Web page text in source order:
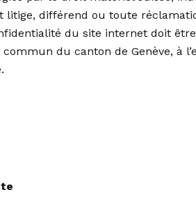
litige, différend ou toute
du site internet doit
du canton de Genève, à